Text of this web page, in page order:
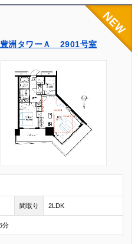
豊洲タワーＡ 2901号室
間取り 2LDK
分